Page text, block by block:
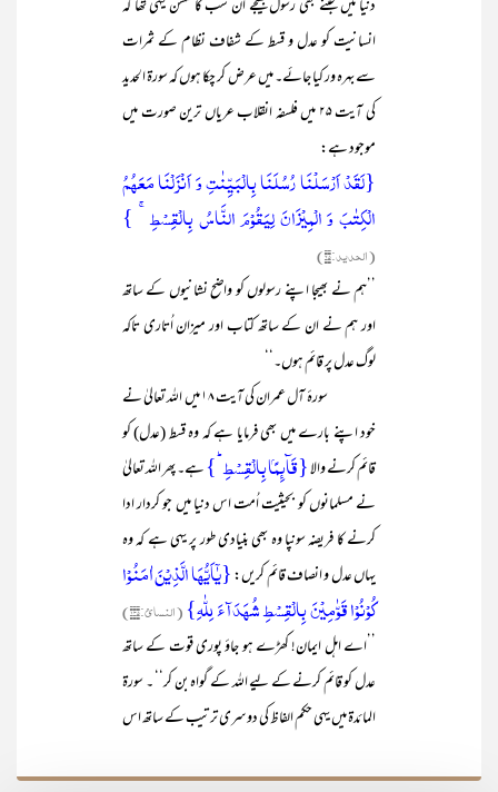
دنیا میں جتنے بھی رسول بھیجے ان سب کا مشن یہی تھا کہ
انسانیت کو عدل و قسط کے شفاف نظام کے ثمرات
سے بہرہ ور کیا جائے۔ میں عرض کر چکا ہوں کہ سورۃ الحدید
کی آیت ۲۵ میں فلسفہ انقلاب عریاں ترین صورت میں
موجود ہے:
{لَقَدۡ اَرۡسَلۡنَا رُسُلَنَا بِالۡبَیِّنٰتِ وَ اَنۡزَلۡنَا مَعَہُمُ
الۡکِتٰبَ وَ الۡمِیۡزَانَ لِیَقُوۡمَ النَّاسُ بِالۡقِسۡطِ ۚ }
(الحدید:۲۵)
’’ہم نے بھیجا اپنے رسولوں کو واضح نشانیوں کے ساتھ
اور ہم نے ان کے ساتھ کتاب اور میزان اُتاری تاکہ
لوگ عدل پر قائم ہوں۔‘‘
سورۂ آل عمران کی آیت ۱۸ میں اللہ تعالیٰ نے
خود اپنے بارے میں بھی فرمایا ہے کہ وہ قسط (عدل) کو
قائم کرنے والا{قَآئِمًۢا بِالۡقِسۡطِ ؕ}ہے۔ پھر اللہ تعالیٰ
نے مسلمانوں کو بحیثیت اُمت اس دنیا میں جو کردار ادا
کرنے کا فریضہ سونپا وہ بھی بنیادی طور پر یہی ہے کہ وہ
یہاں عدل و انصاف قائم کریں:{یٰۤاَیُّہَا الَّذِیۡنَ اٰمَنُوۡا
کُوۡنُوۡا قَوّٰمِیۡنَ بِالۡقِسۡطِ شُہَدَآءَ لِلّٰہِ}(النسائ:۱۳۵)
’’اے اہل ایمان! کھڑے ہو جاؤ پوری قوت کے ساتھ
عدل کو قائم کرنے کے لیے اللہ کے گواہ بن کر‘‘ ۔ سورۃ
المائدۃ میں یہی حکم الفاظ کی دوسری ترتیب کے ساتھ اس